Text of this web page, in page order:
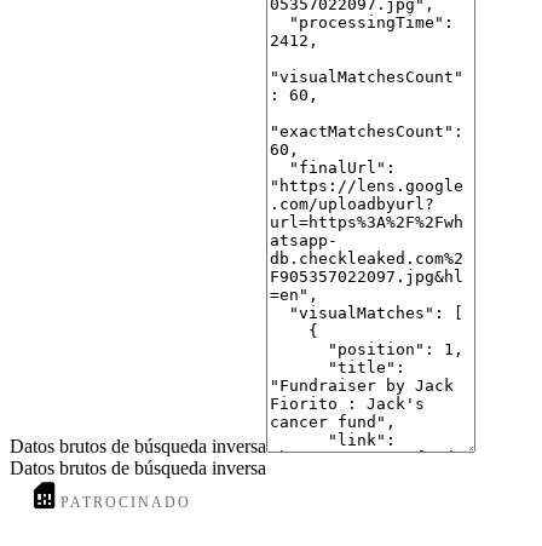
· Cobbs Funeral Home
Lawrence: Gerald “Jerry” Bruce – J. W. HART
· JW Hart Funeral Home
Datos brutos de búsqueda inversa
Datos brutos de búsqueda inversa
PATROCINADO